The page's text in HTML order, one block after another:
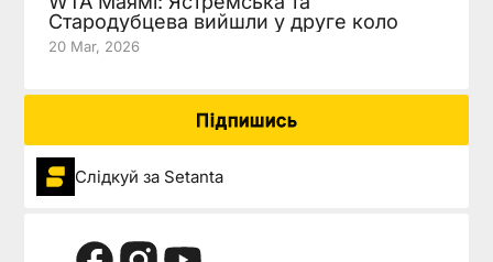
Стародубцева вийшли у друге коло
20 Mar, 2026
Підпишись
Слідкуй за Setanta